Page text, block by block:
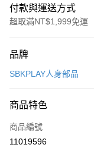
付款與運送方式
超取滿NT$1,999免運
信用卡一次付款
3 期 0 利率 每期
合作金庫商業銀行
上海商業儲蓄銀行
超商取貨付款
LINE Pay
品牌
SBKPLAY人身部品
商品特色
商品編號
11019596